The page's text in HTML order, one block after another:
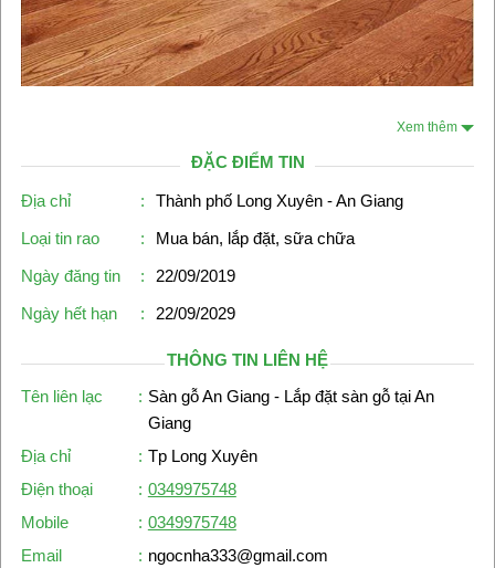
Xem thêm
ĐẶC ĐIỂM TIN
Địa chỉ :
Thành phố Long Xuyên - An Giang
Loại tin rao
:
Mua bán, lắp đặt, sữa chữa
Ngày đăng tin
:
22/09/2019
Ngày hết hạn
: 22/09/2029
THÔNG TIN LIÊN HỆ
Tên liên lạc
: Sàn gỗ An Giang - Lắp đặt sàn gỗ tại An
Giang
Địa chỉ
: Tp Long Xuyên
Điện thoại
: 0349975748
Mobile
: 0349975748
Email
: ngocnha333@gmail.com